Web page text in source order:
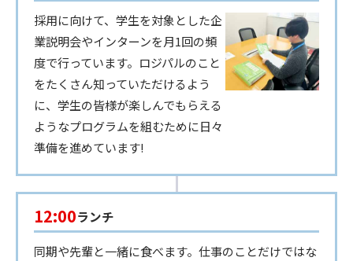
採用に向けて、学生を対象とした企
業説明会やインターンを月1回の頻
度で行っています。ロジパルのこと
をたくさん知っていただけるよう
に、学生の皆様が楽しんでもらえる
ようなプログラムを組むために日々
準備を進めています!
12:00ランチ
同期や先輩と一緒に食べます。仕事のことだけではな